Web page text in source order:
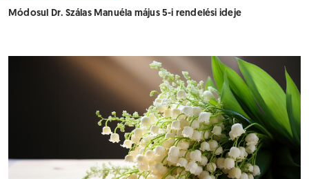
Módosul Dr. Szálas Manuéla május 5-i rendelési ideje